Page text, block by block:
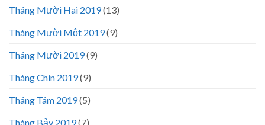
Tháng Mười Hai 2019(13)
Tháng Mười Một 2019(9)
Tháng Mười 2019(9)
Tháng Chín 2019(9)
Tháng Tám 2019(5)
Tháng Bảy 2019(7)